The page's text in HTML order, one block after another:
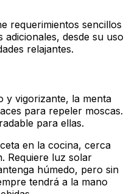
requerimientos sencillos
desde su uso
relajantes.
y vigorizante, la menta
para repeler moscas.
para ellas.
en la cocina, cerca
Requiere luz solar
húmedo, pero sin
tendrá a la mano